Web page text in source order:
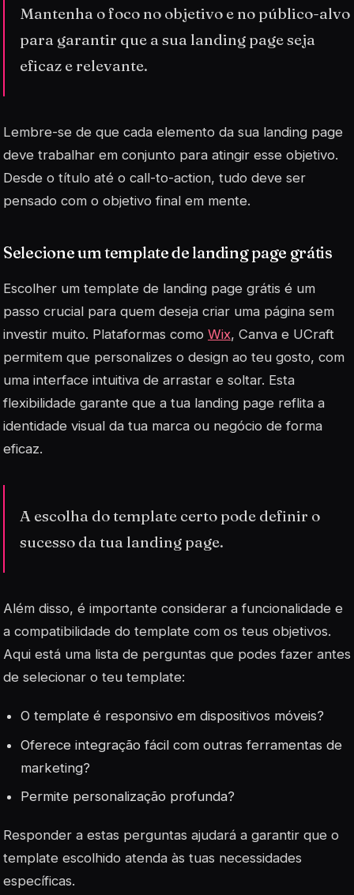
Mantenha o foco no objetivo e no público-alvo
para garantir que a sua landing page seja
eficaz e relevante.
Lembre-se de que cada elemento da sua landing page
deve trabalhar em conjunto para atingir esse objetivo.
Desde o título até o call-to-action, tudo deve ser
pensado com o objetivo final em mente.
Selecione um template de landing page grátis
Escolher um template de landing page grátis é um
passo crucial para quem deseja criar uma página sem
investir muito. Plataformas como Wix, Canva e UCraft
permitem que personalizes o design ao teu gosto, com
uma interface intuitiva de arrastar e soltar. Esta
flexibilidade garante que a tua landing page reflita a
identidade visual da tua marca ou negócio de forma
eficaz.
A escolha do template certo pode definir o
sucesso da tua landing page.
Além disso, é importante considerar a funcionalidade e
a compatibilidade do template com os teus objetivos.
Aqui está uma lista de perguntas que podes fazer antes
de selecionar o teu template:
O template é responsivo em dispositivos móveis?
Oferece integração fácil com outras ferramentas de
marketing?
Permite personalização profunda?
Responder a estas perguntas ajudará a garantir que o
template escolhido atenda às tuas necessidades
específicas.